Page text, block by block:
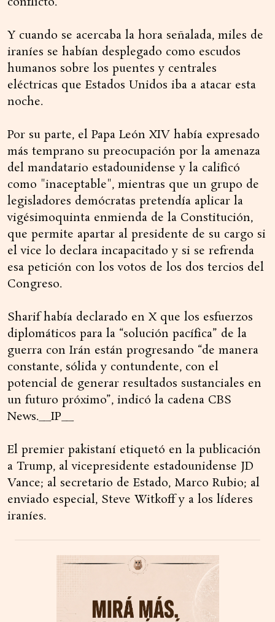
Y cuando se acercaba la hora señalada, miles de
iraníes se habían desplegado como escudos
humanos sobre los puentes y centrales
eléctricas que Estados Unidos iba a atacar esta
noche.
Por su parte, el Papa León XIV había expresado
más temprano su preocupación por la amenaza
del mandatario estadounidense y la calificó
como "inaceptable", mientras que un grupo de
legisladores demócratas pretendía aplicar la
vigésimoquinta enmienda de la Constitución,
que permite apartar al presidente de su cargo si
el vice lo declara incapacitado y si se refrenda
esa petición con los votos de los dos tercios del
Congreso.
Sharif había declarado en X que los esfuerzos
diplomáticos para la “solución pacífica” de la
guerra con Irán están progresando “de manera
constante, sólida y contundente, con el
potencial de generar resultados sustanciales en
un futuro próximo”, indicó la cadena CBS
News.__IP__
El premier pakistaní etiquetó en la publicación
a Trump, al vicepresidente estadounidense JD
Vance; al secretario de Estado, Marco Rubio; al
enviado especial, Steve Witkoff y a los líderes
iraníes.